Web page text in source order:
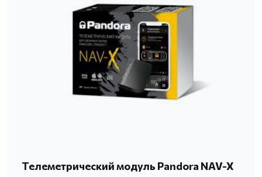
Телеметрический модуль Pandora NAV-X